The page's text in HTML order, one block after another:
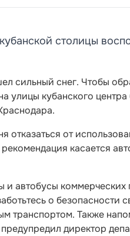
столицы
сильный снег. Чтобы
улицы кубанского
отказаться от
касается
и автобусы
о безопасности
транспортом. Также
директор